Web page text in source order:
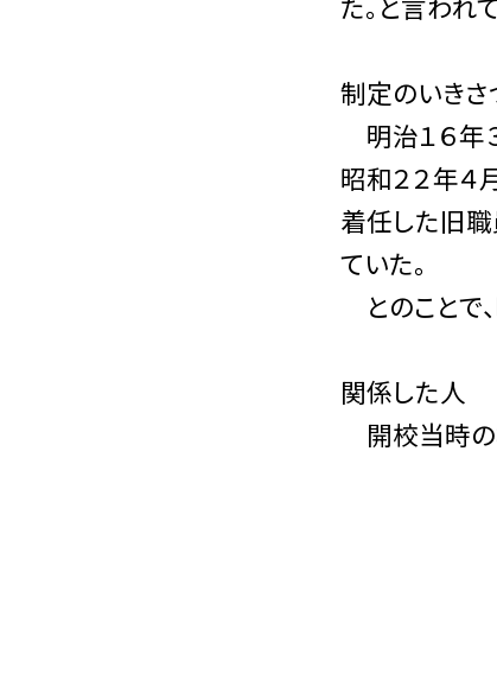
制定のいきさ
明治１６年
昭和２２年
着任した旧
ていた。
とのことで
関係した人
開校当時の